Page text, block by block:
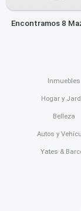
Encontramos 8
Inmuebles
Hogar y
Belleza
Autos y
Yates &